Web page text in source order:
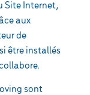
Site Internet,
aux
de
être installés
sont